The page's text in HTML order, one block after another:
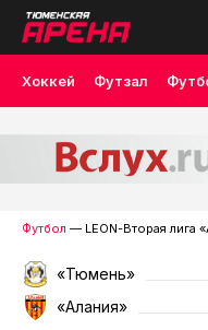
Хоккей Футзал
Футбол — LEON-Вторая лига
«Тюмень»
«Алания»